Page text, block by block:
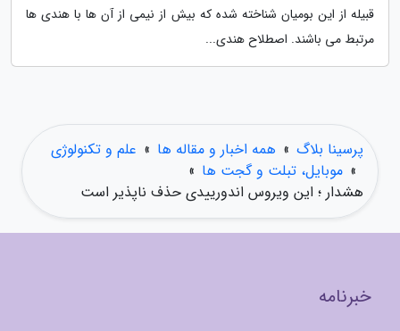
قبیله از این بومیان شناخته شده که بیش از نیمی از آن ها با هندی ها
مرتبط می باشند. اصطلاح هندی...
پرسینا بلاگ » همه اخبار و مقاله ها » علم و تکنولوژی
» موبایل، تبلت و گجت ها »
هشدار ؛ این ویروس اندورییدی حذف ناپذیر است
خبرنامه